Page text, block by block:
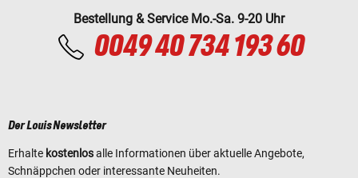
Bestellung & Service Mo.-Sa. 9-20 Uhr
0049 40 734 193 60
Der Louis Newsletter
Erhalte kostenlosalle Informationen über aktuelle Angebote,
Schnäppchen oder interessante Neuheiten.